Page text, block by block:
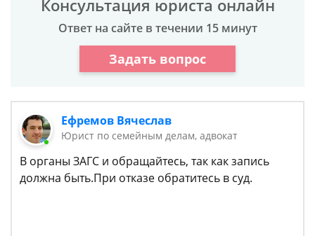
Консультация юриста онлайн
Ответ на сайте в течении 15 минут
Задать вопрос
Ефремов Вячеслав
Юрист по семейным делам, адвокат
В органы ЗАГС и обращайтесь, так как запись
должна быть.При отказе обратитесь в суд.